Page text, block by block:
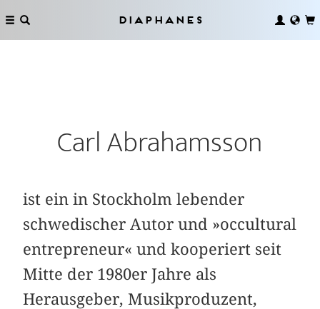
Diaphanes
Carl Abrahamsson
ist ein in Stockholm lebender
schwedischer Autor und »occultural
entrepreneur« und kooperiert seit
Mitte der 1980er Jahre als
Herausgeber, Musikproduzent,